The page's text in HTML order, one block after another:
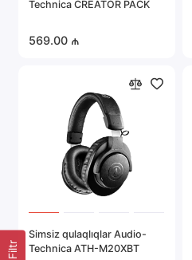
Təhlükəsizlik sistemləri
Avtomobil elektronikası
Hamısını göstər
Filtr
Technica CREATOR PACK
569.00 ₼
Simsiz qulaqlıqlar Audio-
Technica ATH-M20XBT